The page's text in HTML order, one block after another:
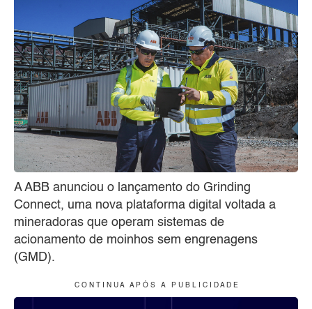
A ABB anunciou o lançamento do Grinding
Connect, uma nova plataforma digital voltada a
mineradoras que operam sistemas de
acionamento de moinhos sem engrenagens
(GMD).
C O N T I N U A A P Ó S A P U B L I C I D A D E